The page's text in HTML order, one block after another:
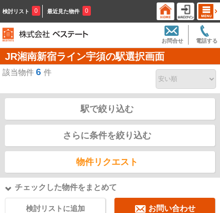
検討リスト 0 最近見た物件 0
電話する
お問合せ
JR湘南新宿ライン宇須の駅選択画面
該当物件 6 件
駅で絞り込む
さらに条件を絞り込む
物件リクエスト
チェックした物件をまとめて
検討リストに追加 お問い合わせ